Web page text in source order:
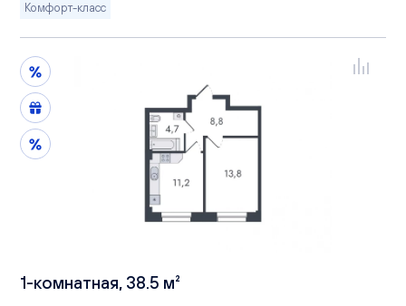
Комфорт-класс
1-комнатная, 38.5 м²